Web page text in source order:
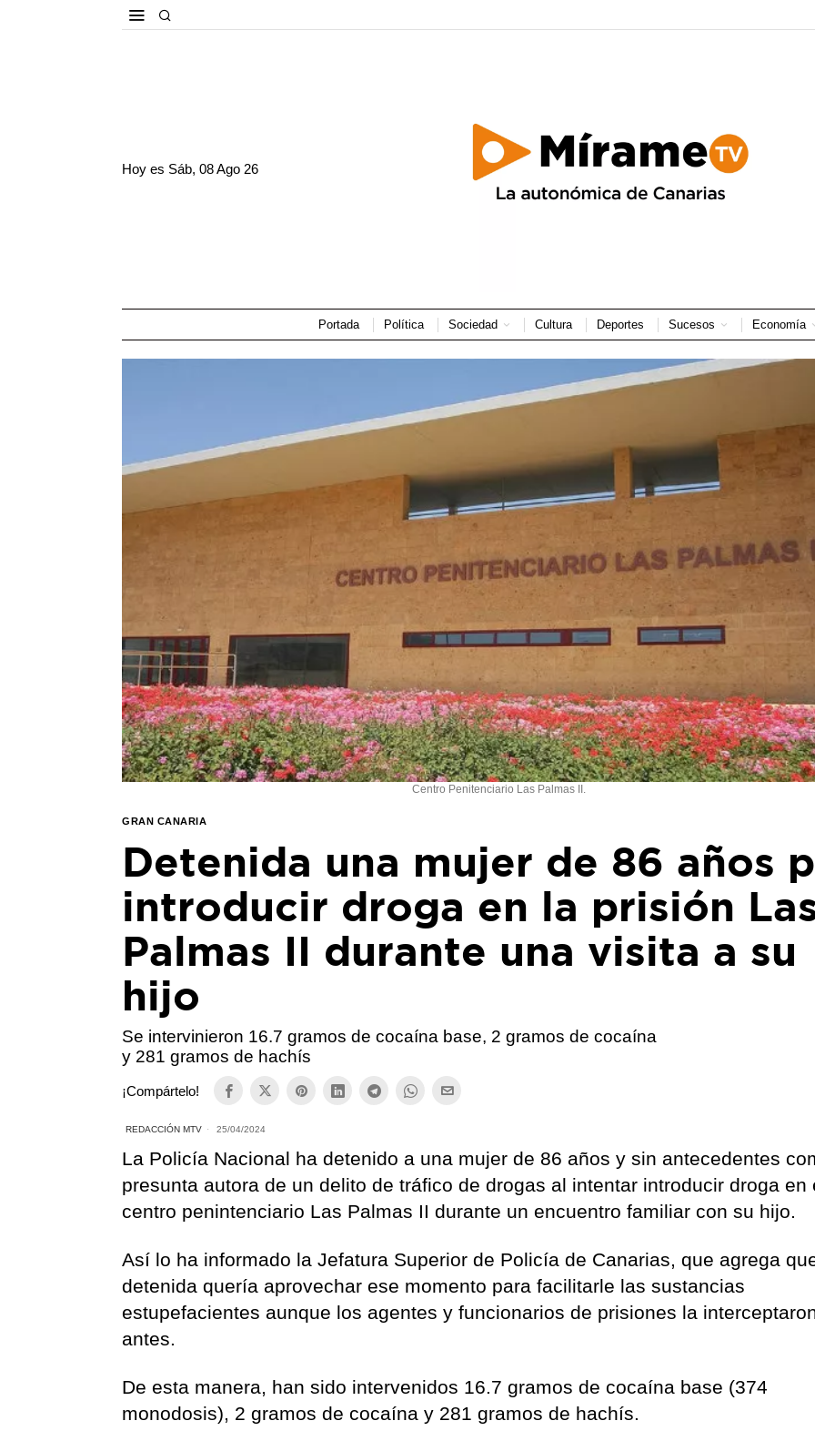
Hoy es Sáb, 08 Ago 26
Portada Política Sociedad Cultura Deportes Sucesos Economía
Centro Penitenciario Las Palmas II.
GRAN CANARIA
Detenida una mujer de 86 años
introducir droga en la prisión
Palmas II durante una visita a su
hijo
Se intervinieron 16.7 gramos de cocaína base, 2 gramos de cocaína
y 281 gramos de hachís
¡Compártelo!
REDACCIÓN MTV 25/04/2024
La Policía Nacional ha detenido a una mujer de 86 años y sin antecedentes
presunta autora de un delito de tráfico de drogas al intentar introducir droga en
centro penintenciario Las Palmas II durante un encuentro familiar con su hijo.
Así lo ha informado la Jefatura Superior de Policía de Canarias, que agrega
detenida quería aprovechar ese momento para facilitarle las sustancias
estupefacientes aunque los agentes y funcionarios de prisiones la
antes.
De esta manera, han sido intervenidos 16.7 gramos de cocaína base (374
monodosis), 2 gramos de cocaína y 281 gramos de hachís.